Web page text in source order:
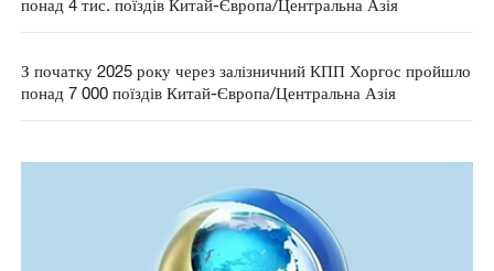
понад 4 тис. поїздів Китай-Європа/Центральна Азія
З початку 2025 року через залізничний КПП Хоргос пройшло
понад 7 000 поїздів Китай-Європа/Центральна Азія